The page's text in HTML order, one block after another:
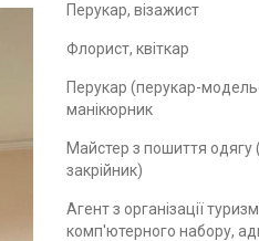
Перукар, візажист
Флорист, квіткар
Перукар (перукар-
манікюрник
Майстер з пошиття одягу
закрійник)
Агент з організації
комп'ютерного набору,